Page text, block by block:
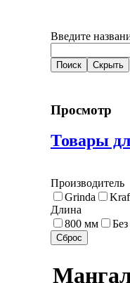
Введите
Просмотр
Товары
Производитель
Grinda
Длина
800 мм